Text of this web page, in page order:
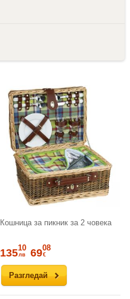
Кошница за пикник за 2 човека
Разгледай
13510
лв 6908
€